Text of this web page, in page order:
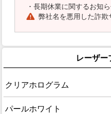
・ 長期休業に関するお知
弊社名を悪用した詐欺
レーザー
クリアホログラム
パールホワイト